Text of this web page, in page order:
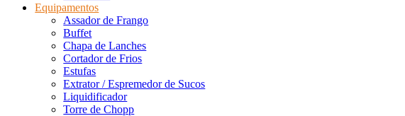
Equipamentos
Assador de Frango
Buffet
Chapa de Lanches
Cortador de Frios
Estufas
Extrator / Espremedor de Sucos
Liquidificador
Torre de Chopp